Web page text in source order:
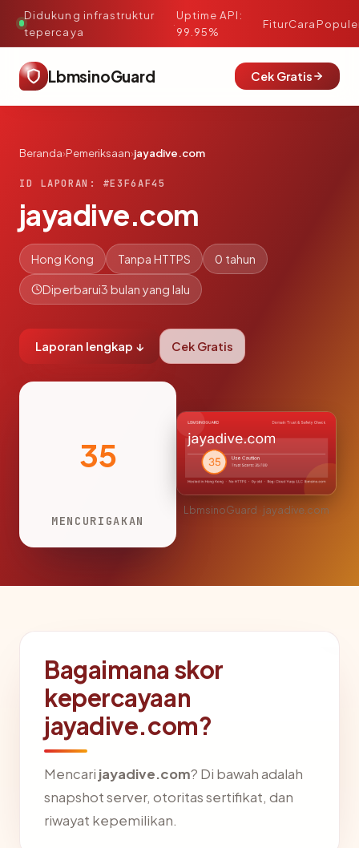
Didukung infrastruktur
tepercaya
·
Uptime API:
99.95%
FiturCara
LbmsinoGuard Cek Gratis
Beranda›Pemeriksaan›jayadive.com
ID LAPORAN: #E3F6AF45
jayadive.com
Hong Kong Tanpa HTTPS 0 tahun
Diperbarui3 bulan yang lalu
Laporan lengkap ↓ Cek Gratis
35
MENCURIGAKAN
LbmsinoGuard · jayadive.com
Bagaimana skor
kepercayaan
jayadive.com?
Mencari jayadive.com? Di bawah adalah
snapshot server, otoritas sertifikat, dan
riwayat kepemilikan.